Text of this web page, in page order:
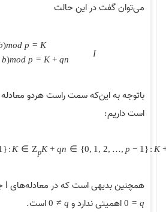
می‌توان گفت در این حالت
)mod p = K
b)mod p = K + qn
I
است داریم:
} : K ∈ ZpK + qn ∈ {0, 1 , 2, …, p − 1 } : K
همچنین بدیهی است که در معادله‌های I جواب
q
=
0اهمیتی ندارد و q
≠
0است.